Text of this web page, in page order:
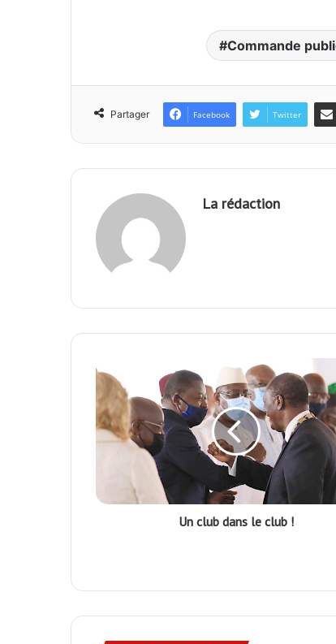
Commande
Partager Facebook Twitter
La rédaction
Un club dans le club !